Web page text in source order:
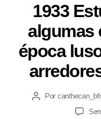
1933
algumas
época
Por